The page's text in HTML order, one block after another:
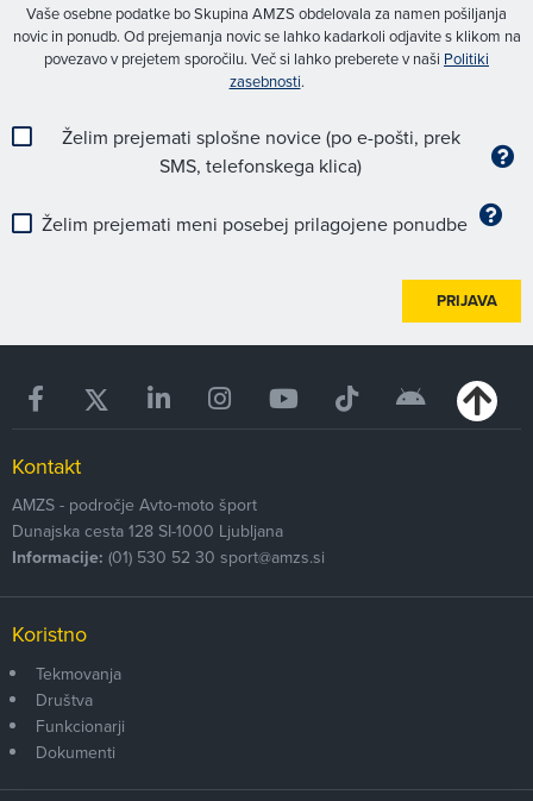
Vaše osebne podatke bo Skupina AMZS obdelovala za namen pošiljanja
novic in ponudb. Od prejemanja novic se lahko kadarkoli odjavite s klikom na
povezavo v prejetem sporočilu. Več si lahko preberete v naši Politiki
zasebnosti.
Želim prejemati splošne novice (po e-pošti, prek
SMS, telefonskega klica)
Želim prejemati meni posebej prilagojene ponudbe
PRIJAVA
Kontakt
AMZS - področje Avto-moto šport
Dunajska cesta 128 SI-1000 Ljubljana
Informacije: (01) 530 52 30 sport@amzs.si
Koristno
Tekmovanja
Društva
Funkcionarji
Dokumenti